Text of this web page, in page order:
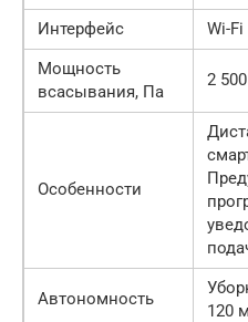
Интерфейс
Wi-Fi
Мощность
всасывания, Па
2
Особенности
Автономность
120